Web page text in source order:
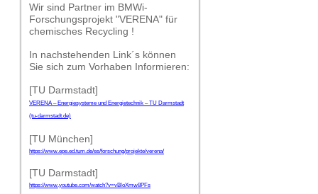
Wir sind Partner im BMWi-
Forschungsprojekt "VERENA" für
chemisches Recycling !
In nachstehenden Link´s können
Sie sich zum Vorhaben Informieren:
[TU Darmstadt]
VERENA – Energiesysteme und Energietechnik – TU Darmstadt
(tu-darmstadt.de)
[TU München]
https://www.epe.ed.tum.de/es/forschung/projekte/verena/
[TU Darmstadt]
https://www.youtube.com/watch?v=vBloXmw8PFs